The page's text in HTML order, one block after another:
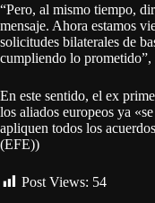
“Pero, al mismo tiempo,
mensaje. Ahora estamos
solicitudes bilaterales de
cumpliendo lo prometido”,
En este sentido, el ex
los aliados europeos ya
apliquen todos los
(EFE))
Post Views: 54